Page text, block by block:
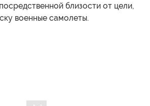
близости от цели,
военные самолеты.